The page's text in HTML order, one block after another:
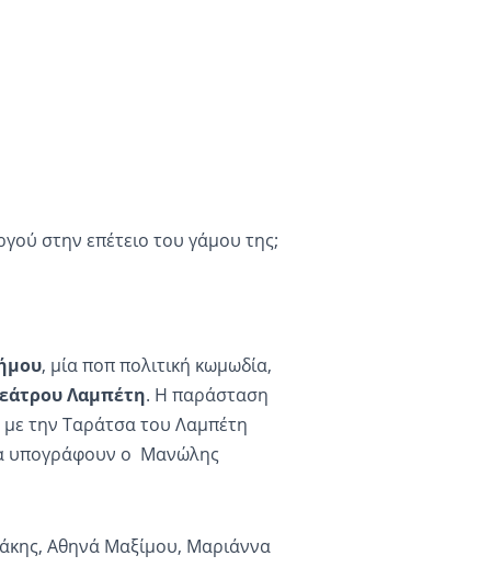
στην επέτειο του γάμου της;
, μία ποπ πολιτική κωμωδία,
Λαμπέτη. Η παράσταση
με την Ταράτσα του Λαμπέτη
υπογράφουν ο Μανώλης
Αθηνά Μαξίμου, Μαριάννα